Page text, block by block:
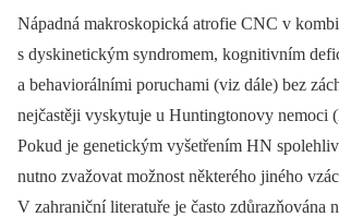
Nápadná makroskopická atrofie CNC v
s dyskinetickým syndromem, kognitivním
a behaviorálními poruchami (viz dále) bez
nejčastěji vyskytuje u Huntingtonovy nemoci
Pokud je genetickým vyšetřením HN
nutno zvažovat možnost ně­kte­rého jiného
V zahraniční literatuře je často zdůrazňována